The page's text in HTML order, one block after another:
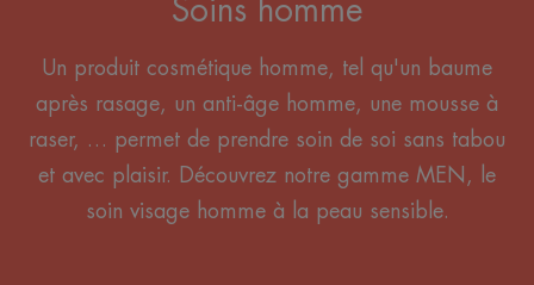
Soins homme
Un produit cosmétique homme, tel qu'un baume
après rasage, un anti-âge homme, une mousse à
raser, … permet de prendre soin de soi sans tabou
et avec plaisir. Découvrez notre gamme MEN, le
soin visage homme à la peau sensible.